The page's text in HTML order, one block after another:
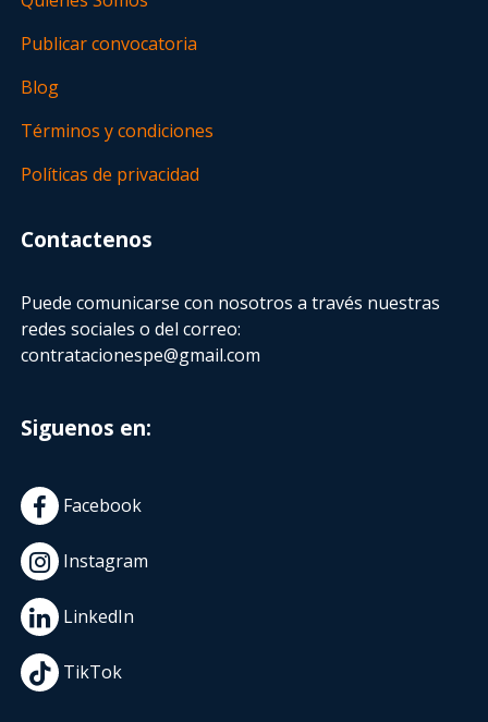
Publicar convocatoria
Blog
Términos y condiciones
Políticas de privacidad
Contactenos
Puede comunicarse con nosotros a través nuestras
redes sociales o del correo:
contratacionespe@gmail.com
Siguenos en:
Facebook
Instagram
LinkedIn
TikTok